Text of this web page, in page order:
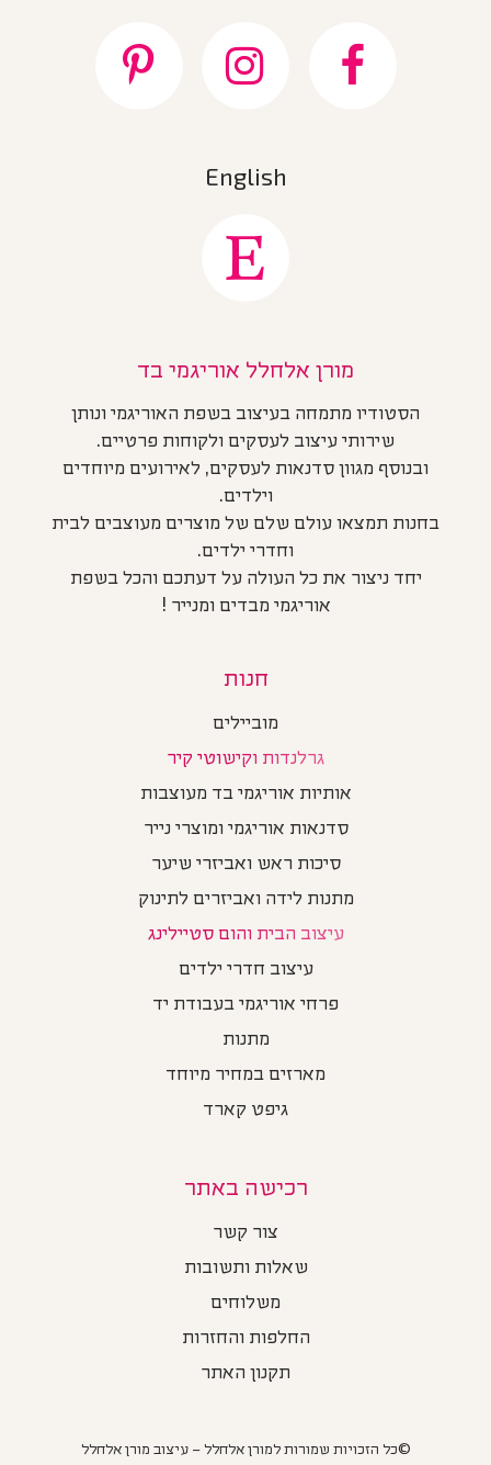
English
מורן אלחלל אוריגמי בד
הסטודיו מתמחה בעיצוב בשפת האוריגמי ונותן
שירותי עיצוב לעסקים ולקוחות פרטיים.
ובנוסף מגוון סדנאות לעסקים, לאירועים מיוחדים
וילדים.
בחנות תמצאו עולם שלם של מוצרים מעוצבים לבית
וחדרי ילדים.
יחד ניצור את כל העולה על דעתכם והכל בשפת
אוריגמי מבדים ומנייר !
חנות
מוביילים
גרלנדות וקישוטי קיר
אותיות אוריגמי בד מעוצבות
סדנאות אוריגמי ומוצרי נייר
סיכות ראש ואביזרי שיער
מתנות לידה ואביזרים לתינוק
עיצוב הבית והום סטיילינג
עיצוב חדרי ילדים
פרחי אוריגמי בעבודת יד
מתנות
מארזים במחיר מיוחד
גיפט קארד
רכישה באתר
צור קשר
שאלות ותשובות
משלוחים
החלפות והחזרות
תקנון האתר
©כל הזכויות שמורות למורן אלחלל – עיצוב מורן אלחלל